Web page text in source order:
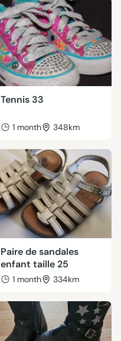
Tennis 33
1 month 348km
Paire de sandales
enfant taille 25
1 month 334km